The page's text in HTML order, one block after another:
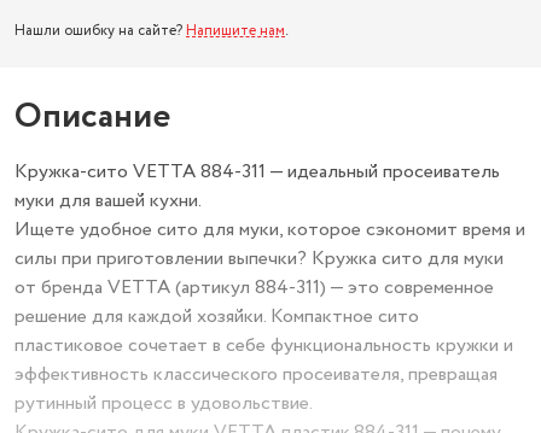
Нашли ошибку на сайте? Напишите нам.
Описание
Кружка-сито VETTA 884-311 — идеальный просеиватель
муки для вашей кухни.
Ищете удобное сито для муки, которое сэкономит время и
силы при приготовлении выпечки? Кружка сито для муки
от бренда VETTA (артикул 884-311) — это современное
решение для каждой хозяйки. Компактное сито
пластиковое сочетает в себе функциональность кружки и
эффективность классического просеивателя, превращая
рутинный процесс в удовольствие.